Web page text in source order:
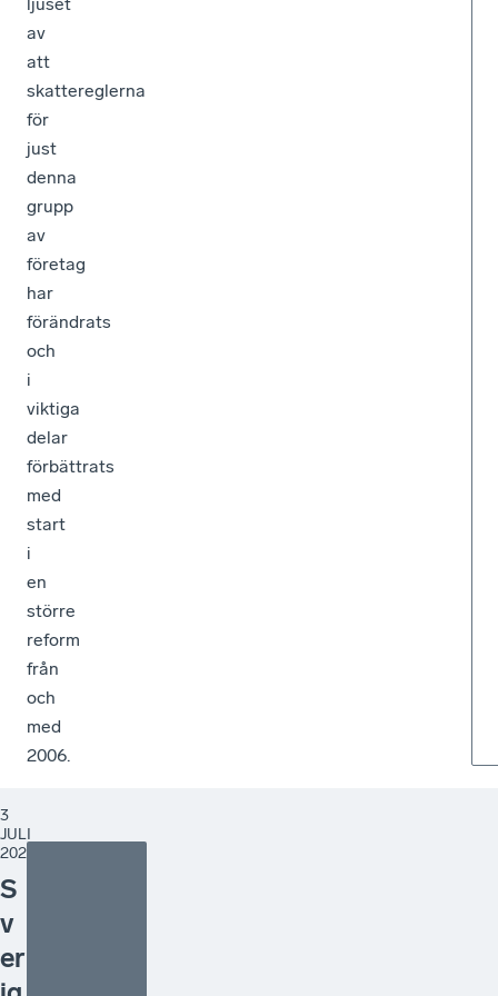
av
att
skattereglerna
för
just
denna
grupp
av
företag
har
förändrats
och
i
viktiga
delar
förbättrats
med
start
i
en
större
reform
från
och
med
2006.
3
JULI
2026
S
v
er